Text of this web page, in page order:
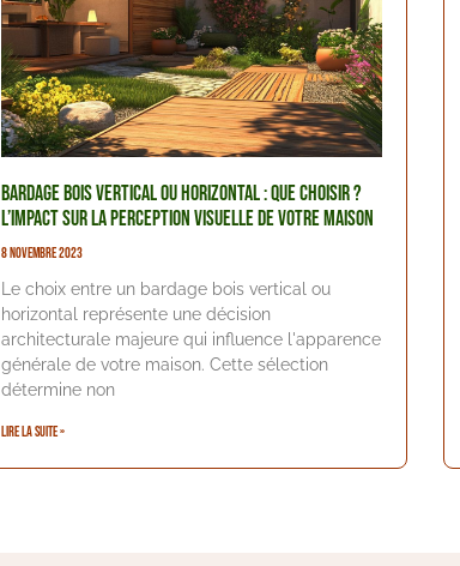
Bardage Bois Vertical ou Horizontal : que Choisir ?
L’impact sur la perception visuelle de votre maison
8 novembre 2023
Le choix entre un bardage bois vertical ou
horizontal représente une décision
architecturale majeure qui influence l'apparence
générale de votre maison. Cette sélection
détermine non
Lire la suite »